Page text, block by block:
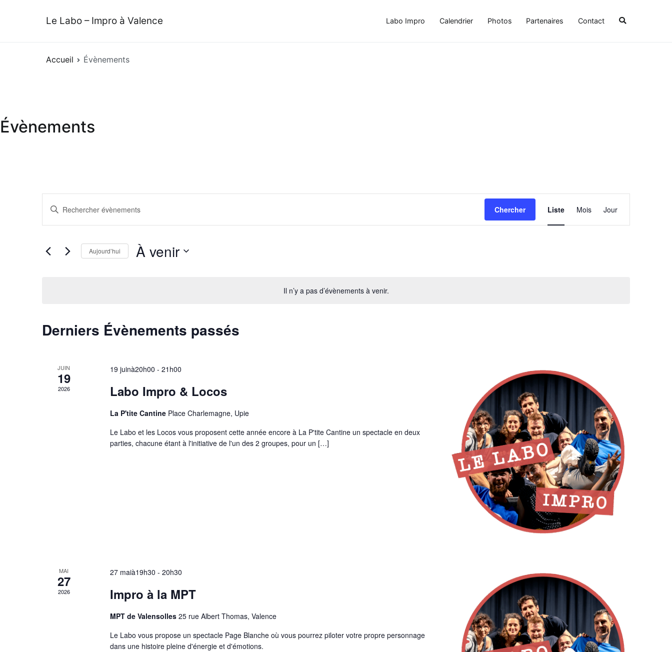
Le Labo – Impro à Valence Labo Impro Calendrier Photos Partenaires Contact
Accueil Évènements
Évènements
Il n’y a pas d’évènements à venir.
Recherche
et
navigation
Saisir
Évènements
Chercher
de
Liste Mois Jour
Aujourd’hui À venir
Derniers Évènements passés
JUIN
19
2026
19 juinà20h00 - 21h00
Labo Impro & Locos
La P'tite Cantine Place Charlemagne, Upie
Le Labo et les Locos vous proposent cette année encore à La P'tite Cantine un spectacle en deux
parties, chacune étant à l'initiative de l'un des 2 groupes, pour un […]
MAI
27
2026
27 maià19h30 - 20h30
Impro à la MPT
MPT de Valensolles 25 rue Albert Thomas, Valence
Le Labo vous propose un spectacle Page Blanche où vous pourrez piloter votre propre personnage
dans une histoire pleine d'énergie et d'émotions.